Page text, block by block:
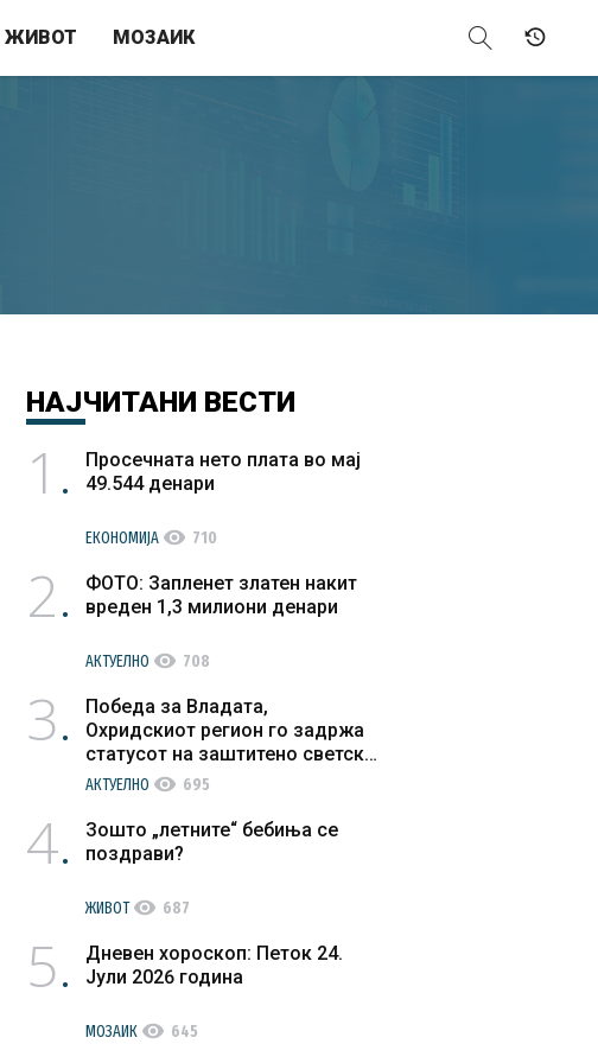
ЖИВОТ МОЗАИК
НАЈЧИТАНИ ВЕСТИ
1
Просечната нето плата во мај
49.544 денари
ЕКОНОМИЈА visibility 710
2
ФОТО: Запленет златен накит
вреден 1,3 милиони денари
АКТУЕЛНО visibility 708
3
Победа за Владата,
Охридскиот регион го задржа
статусот на заштитено светско
културно наследство
АКТУЕЛНО visibility 695
4
Зошто „летните“ бебиња се
поздрави?
ЖИВОТvisibility 687
5
Дневен хороскоп: Петок 24.
Јули 2026 година
МОЗАИК visibility 645